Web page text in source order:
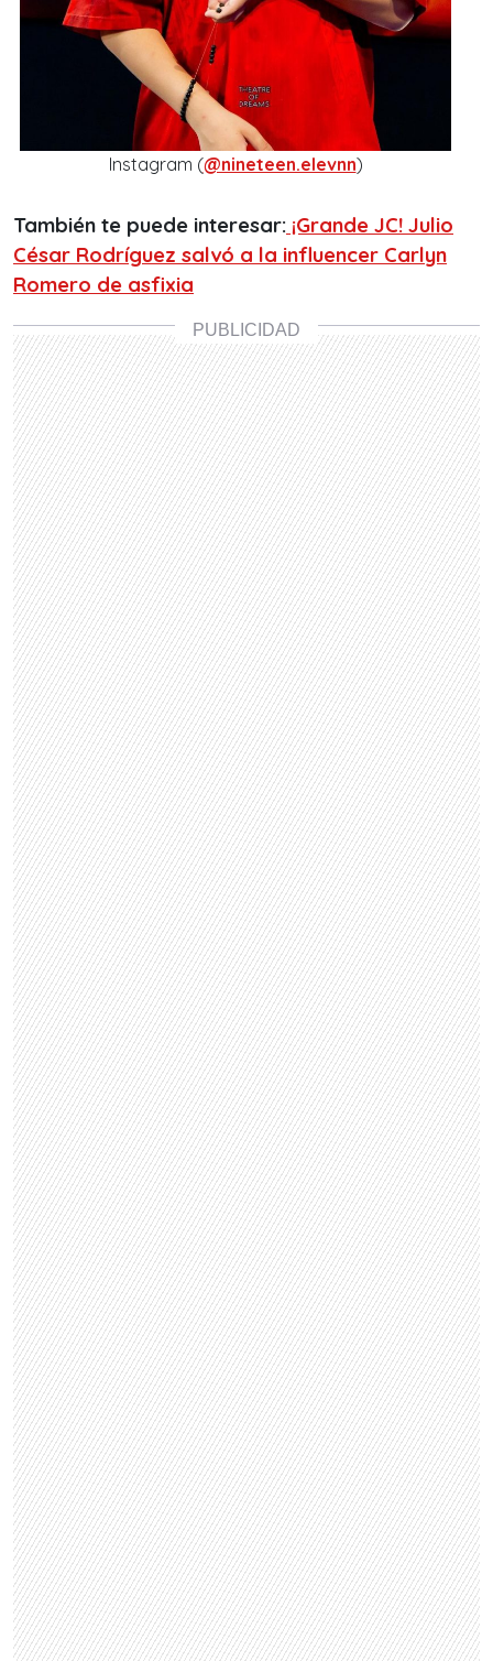
Instagram (@nineteen.elevnn)
También te puede interesar: ¡Grande JC! Julio
César Rodríguez salvó a la influencer Carlyn
Romero de asfixia